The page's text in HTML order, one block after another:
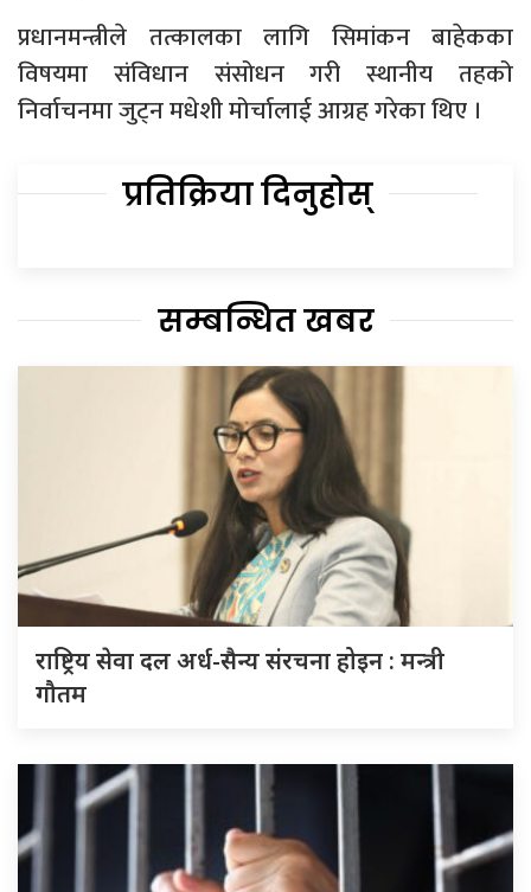
प्रधानमन्त्रीले तत्कालका लागि सिमांकन बाहेकका
विषयमा संविधान संसोधन गरी स्थानीय तहको
निर्वाचनमा जुट्न मधेशी मोर्चालाई आग्रह गरेका थिए ।
प्रतिक्रिया दिनुहोस्
सम्बन्धित खबर
राष्ट्रिय सेवा दल अर्ध-सैन्य संरचना होइन : मन्त्री
गौतम